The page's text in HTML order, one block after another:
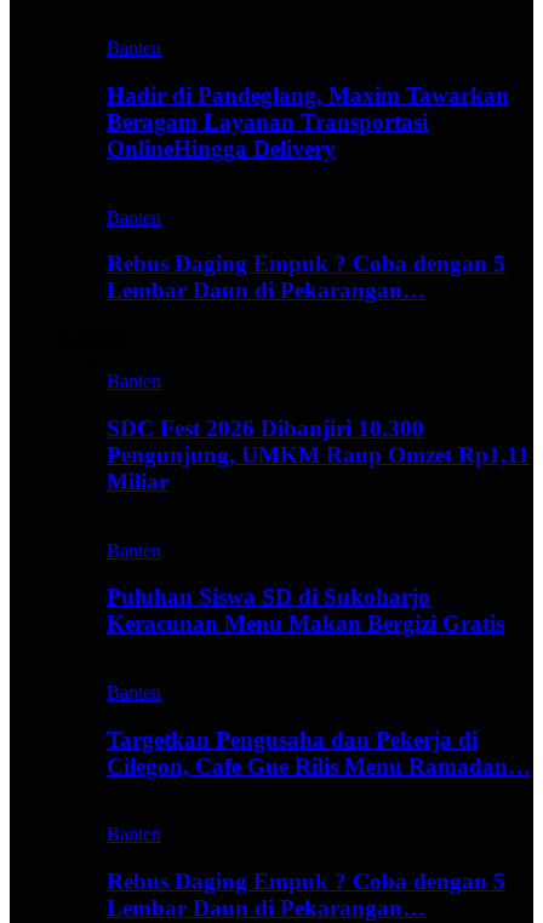
Banten
Hadir di Pandeglang, Maxim Tawarkan
Beragam Layanan Transportasi
OnlineHingga Delivery
Banten
Rebus Daging Empuk ? Coba dengan 5
Lembar Daun di Pekarangan…
Banten
SDC Fest 2026 Dibanjiri 10.300
Pengunjung, UMKM Raup Omzet Rp1,11
Miliar
Banten
Puluhan Siswa SD di Sukoharjo
Keracunan Menu Makan Bergizi Gratis
Banten
Targetkan Pengusaha dan Pekerja di
Cilegon, Cafe Gue Rilis Menu Ramadan…
Banten
Rebus Daging Empuk ? Coba dengan 5
Lembar Daun di Pekarangan…